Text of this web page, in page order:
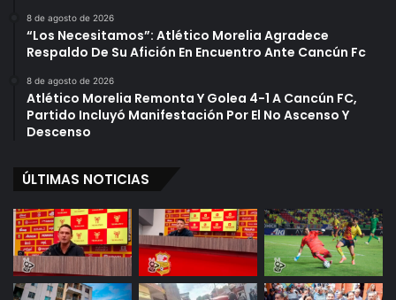
8 de agosto de 2026
“Los Necesitamos”: Atlético Morelia Agradece
Respaldo De Su Afición En Encuentro Ante Cancún Fc
8 de agosto de 2026
Atlético Morelia Remonta Y Golea 4-1 A Cancún FC,
Partido Incluyó Manifestación Por El No Ascenso Y
Descenso
ÚLTIMAS NOTICIAS